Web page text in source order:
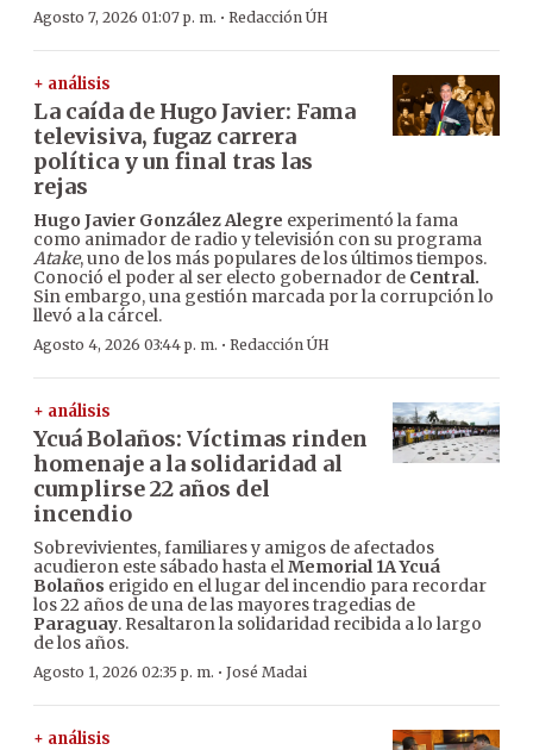
Agosto 7, 2026 01:07 p. m. · Redacción ÚH
+ análisis
La caída de Hugo Javier: Fama
televisiva, fugaz carrera
política y un final tras las
rejas
Hugo Javier González Alegre experimentó la fama
como animador de radio y televisión con su programa
Atake, uno de los más populares de los últimos tiempos.
Conoció el poder al ser electo gobernador de Central.
Sin embargo, una gestión marcada por la corrupción lo
llevó a la cárcel.
Agosto 4, 2026 03:44 p. m. · Redacción ÚH
+ análisis
Ycuá Bolaños: Víctimas rinden
homenaje a la solidaridad al
cumplirse 22 años del
incendio
Sobrevivientes, familiares y amigos de afectados
acudieron este sábado hasta elMemorial 1A Ycuá
Bolaños erigido en el lugar del incendio para recordar
los 22 años de una de las mayores tragedias de
Paraguay. Resaltaron la solidaridad recibida a lo largo
de los años.
Agosto 1, 2026 02:35 p. m. · José Madai
+ análisis